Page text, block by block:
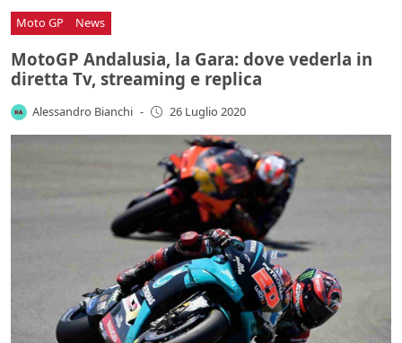
Moto GP News
MotoGP Andalusia, la Gara: dove vederla in
diretta Tv, streaming e replica
Alessandro Bianchi - 26 Luglio 2020